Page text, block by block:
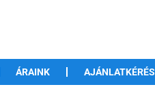
ÁRAINK AJÁNLATKÉRÉS